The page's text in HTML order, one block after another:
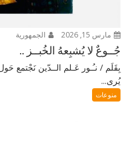
مارس 15, 2026 الجمهورية
جُــوعٌ لا يُشبِعهُ الخُبــز ..
بِقَلَم / نـُـور عَـلم الــدّين نَجْتمع
يُرى...
منوعات